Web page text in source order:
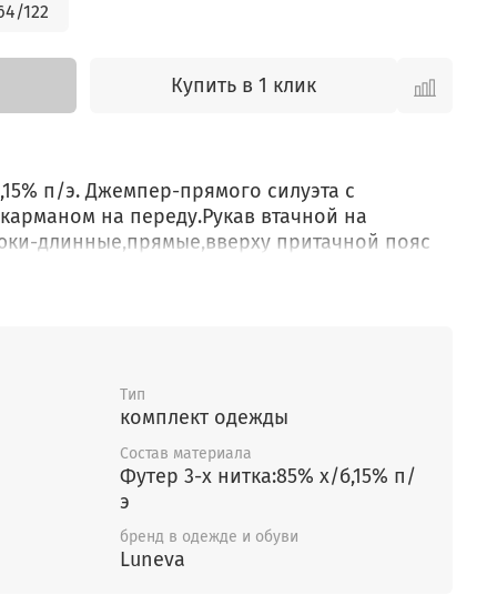
122
Купить в 1 клик
п/э. Джемпер-прямого силуэта с
на переду.Рукав втачной на
длинные,прямые,вверху притачной пояс
Тип
комплект одежды
Состав материала
Футер 3-х нитка:85% х/б,15% п/
э
бренд в одежде и обуви
Luneva